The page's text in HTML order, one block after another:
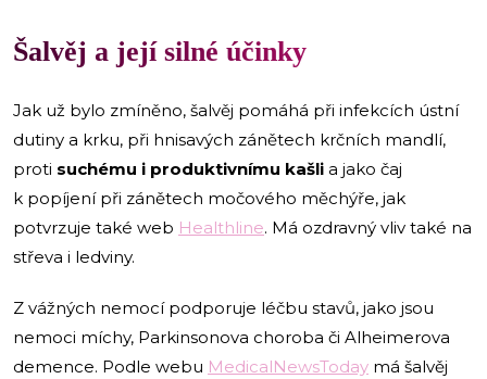
Šalvěj a její silné účinky
Jak už bylo zmíněno, šalvěj pomáhá při infekcích ústní
dutiny a krku, při hnisavých zánětech krčních mandlí,
proti suchému i produktivnímu kašli a jako čaj
k popíjení při zánětech močového měchýře, jak
potvrzuje také web Healthline. Má ozdravný vliv také na
střeva i ledviny.
Z vážných nemocí podporuje léčbu stavů, jako jsou
nemoci míchy, Parkinsonova choroba či Alheimerova
demence. Podle webu MedicalNewsToday má šalvěj